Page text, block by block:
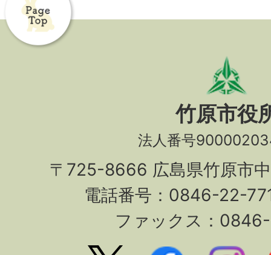
竹原市役
法人番号
〒725-8666 広島県竹原市
電話番号：0846-22-
ファックス：